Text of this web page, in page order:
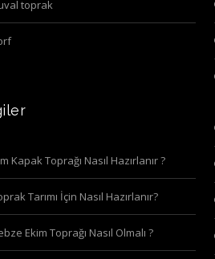
toprak
Kapak Toprağı Nasıl Hazırlanır ?
Tarımı İçin Nasıl Hazırlanır?
Ekim Toprağı Nasıl Olmalı ?